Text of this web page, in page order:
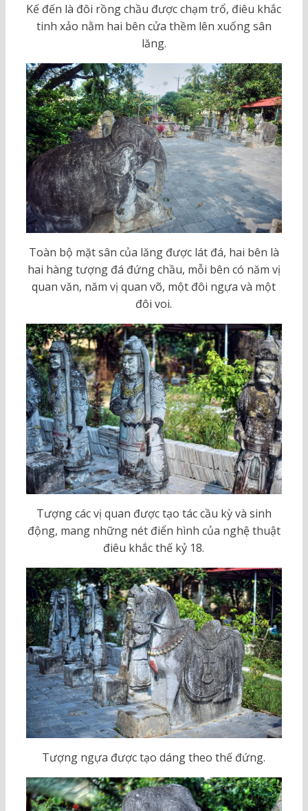
Kế đến là đôi rồng chầu được chạm trổ, điêu khắc
tinh xảo nằm hai bên cửa thềm lên xuống sân
lăng.
Toàn bộ mặt sân của lăng được lát đá, hai bên là
hai hàng tượng đá đứng chầu, mỗi bên có năm vị
quan văn, năm vị quan võ, một đôi ngựa và một
đôi voi.
Tượng các vị quan được tạo tác cầu kỳ và sinh
động, mang những nét điển hình của nghệ thuật
điêu khắc thế kỷ 18.
Tượng ngựa được tạo dáng theo thế đứng.